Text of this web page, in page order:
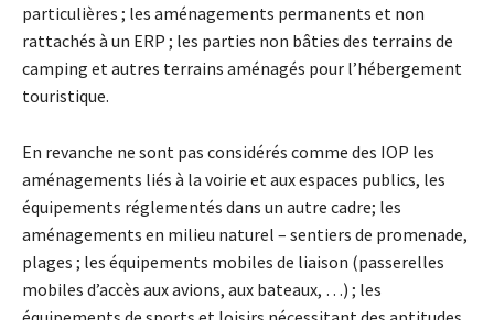
particulières ; les aménagements permanents et non
rattachés à un ERP ; les parties non bâties des terrains de
camping et autres terrains aménagés pour l’hébergement
touristique.
En revanche ne sont pas considérés comme des IOP les
aménagements liés à la voirie et aux espaces publics, les
équipements réglementés dans un autre cadre; les
aménagements en milieu naturel – sentiers de promenade,
plages ; les équipements mobiles de liaison (passerelles
mobiles d’accès aux avions, aux bateaux, …) ; les